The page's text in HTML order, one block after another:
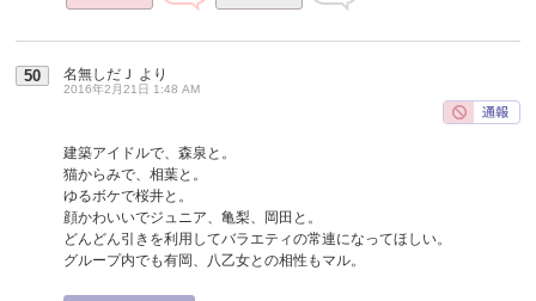
50 名無しだＪ より
2016年2月21日 1:48 AM
建築アイドルで、森泉と。
猫からみで、相葉と。
ゆるボケで桜井と。
顔かわいいでジュニア、亀梨、岡田と。
どんどん引きを利用してバラエティの常連になってほしい。
グループ内でも有岡、八乙女との相性もマル。